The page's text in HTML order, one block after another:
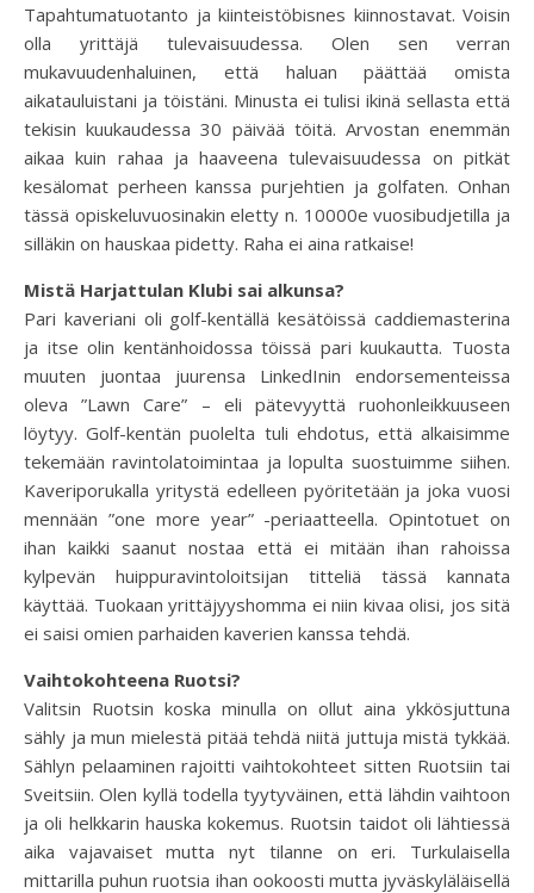
Tapahtumatuotanto ja kiinteistöbisnes kiinnostavat. Voisin
olla yrittäjä tulevaisuudessa. Olen sen verran
mukavuudenhaluinen, että haluan päättää omista
aikatauluistani ja töistäni. Minusta ei tulisi ikinä sellasta että
tekisin kuukaudessa 30 päivää töitä. Arvostan enemmän
aikaa kuin rahaa ja haaveena tulevaisuudessa on pitkät
kesälomat perheen kanssa purjehtien ja golfaten. Onhan
tässä opiskeluvuosinakin eletty n. 10000e vuosibudjetilla ja
silläkin on hauskaa pidetty. Raha ei aina ratkaise!
Mistä Harjattulan Klubi sai alkunsa?
Pari kaveriani oli golf-kentällä kesätöissä caddiemasterina
ja itse olin kentänhoidossa töissä pari kuukautta. Tuosta
muuten juontaa juurensa LinkedInin endorsementeissa
oleva ”Lawn Care” – eli pätevyyttä ruohonleikkuuseen
löytyy. Golf-kentän puolelta tuli ehdotus, että alkaisimme
tekemään ravintolatoimintaa ja lopulta suostuimme siihen.
Kaveriporukalla yritystä edelleen pyöritetään ja joka vuosi
mennään ”one more year” -periaatteella. Opintotuet on
ihan kaikki saanut nostaa että ei mitään ihan rahoissa
kylpevän huippuravintoloitsijan titteliä tässä kannata
käyttää. Tuokaan yrittäjyyshomma ei niin kivaa olisi, jos sitä
ei saisi omien parhaiden kaverien kanssa tehdä.
Vaihtokohteena Ruotsi?
Valitsin Ruotsin koska minulla on ollut aina ykkösjuttuna
sähly ja mun mielestä pitää tehdä niitä juttuja mistä tykkää.
Sählyn pelaaminen rajoitti vaihtokohteet sitten Ruotsiin tai
Sveitsiin. Olen kyllä todella tyytyväinen, että lähdin vaihtoon
ja oli helkkarin hauska kokemus. Ruotsin taidot oli lähtiessä
aika vajavaiset mutta nyt tilanne on eri. Turkulaisella
mittarilla puhun ruotsia ihan ookoosti mutta jyväskyläläisellä